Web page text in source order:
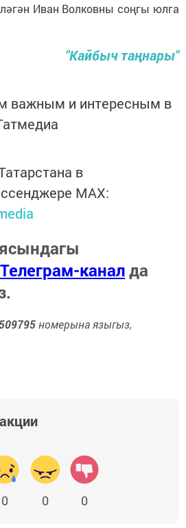
Иван Волковны соңгы юлга
"Кайбыч таңнары"
важным и интересным в
в
MАХ:
Телеграм-каналда
номерына языгыз,
0 0 0